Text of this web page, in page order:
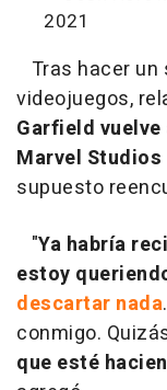
2021
Tras hacer
videojuegos,
Garfield
Marvel
supuesto
"Ya habría
estoy
descartar nada
conmigo.
que esté